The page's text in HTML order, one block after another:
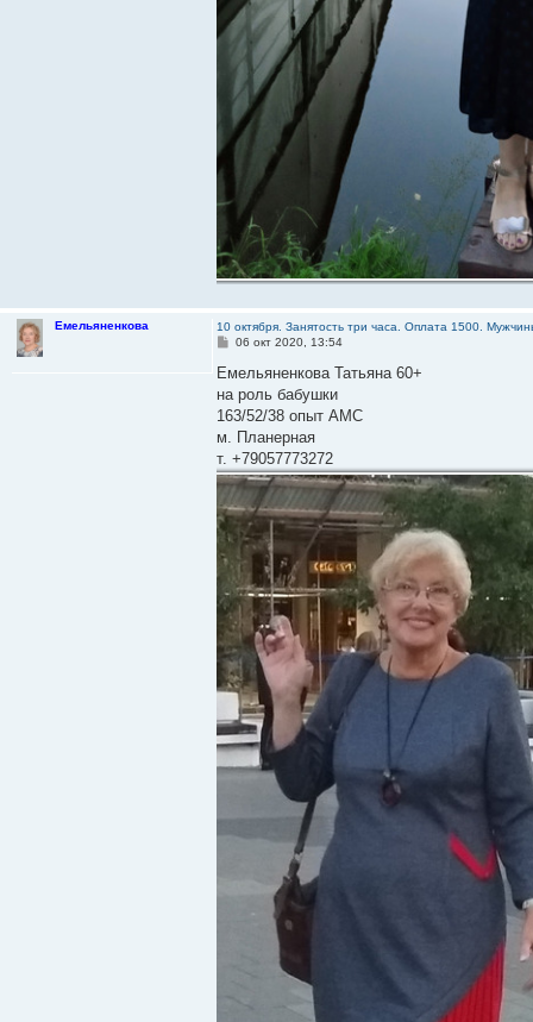
Емельяненкова
10 октября. Занятость три часа. Оплата 1500.
С
о
щ
е
и
е
06 окт 2020, 13:54
Емельяненкова Татьяна 60+
на роль бабушки
163/52/38 опыт АМС
м. Планерная
т. +79057773272